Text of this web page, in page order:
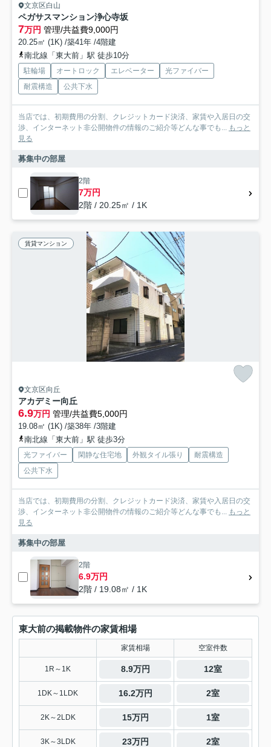
文京区白山
ペガサスマンション浄心寺坂
7万円 管理/共益費9,000円
20.25㎡ (1K) /築41年 /4階建
南北線「東大前」駅 徒歩10分
駐輪場 オートロック エレベーター
光ファイバー
耐震構造
公共下水
当店では、初期費用の分割、クレジットカード決済、家賃や入居日の交
渉、インターネット非公開物件の情報のご紹介等どんな事でも...
もっと
見る
募集中の部屋
2階
7万円
2階 / 20.25㎡ / 1K
賃貸マンション
文京区向丘
アカデミー向丘
6.9万円 管理/共益費5,000円
19.08㎡ (1K) /築38年 /3階建
南北線「東大前」駅 徒歩3分
光ファイバー 閑静な住宅地 外観タイル張り
耐震構造
公共下水
当店では、初期費用の分割、クレジットカード決済、家賃や入居日の交
渉、インターネット非公開物件の情報のご紹介等どんな事でも...
もっと
見る
募集中の部屋
2階
6.9万円
2階 / 19.08㎡ / 1K
東大前の掲載物件の家賃相場
家賃相場 空室件数
1R～1K 8.9万円 12室
1DK～1LDK 16.2万円 2室
2K～2LDK 15万円 1室
3K～3LDK 23万円 2室